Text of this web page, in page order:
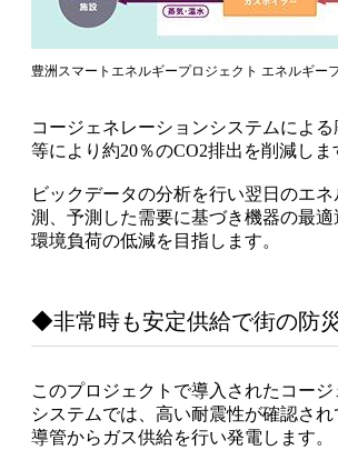
豊洲スマートエネルギープロジェクト エネルギー
コージェネレーションシステムによる
等により約20％のCO2排出を削減しま
ビックデータの分析を行い翌日のエ
測、予測した需要に基づき機器の最適
環境負荷の低減を目指します。
◆非常時も安定供給で街の防
このプロジェクトで導入されたコー
システムでは、高い耐震性が確認さ
導管からガス供給を行い発電します。